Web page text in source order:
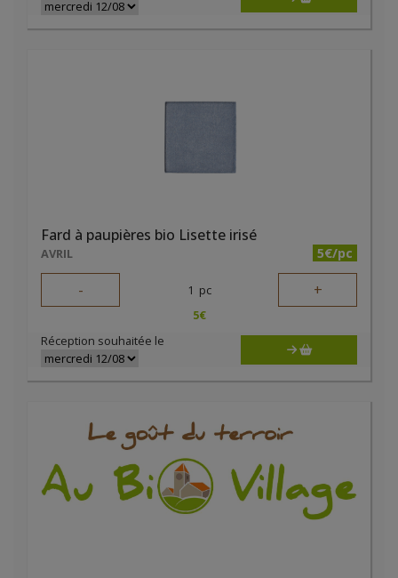
Fard à paupières bio Lisette irisé
AVRIL 5€/pc
- 1 pc +
5€
Réception souhaitée le